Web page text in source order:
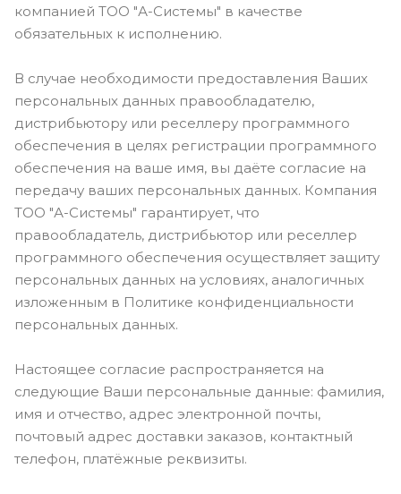
компанией ТОО "А-Системы" в качестве
обязательных к исполнению.
В случае необходимости предоставления Ваших
персональных данных правообладателю,
дистрибьютору или реселлеру программного
обеспечения в целях регистрации программного
обеспечения на ваше имя, вы даёте согласие на
передачу ваших персональных данных. Компания
ТОО "А-Системы" гарантирует, что
правообладатель, дистрибьютор или реселлер
программного обеспечения осуществляет защиту
персональных данных на условиях, аналогичных
изложенным в Политике конфиденциальности
персональных данных.
Настоящее согласие распространяется на
следующие Ваши персональные данные: фамилия,
имя и отчество, адрес электронной почты,
почтовый адрес доставки заказов, контактный
телефон, платёжные реквизиты.